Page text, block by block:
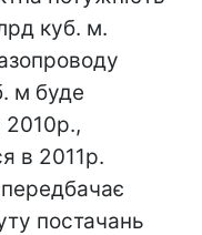
куб. м.
м буде
2010р.,
в 2011р.
постачань